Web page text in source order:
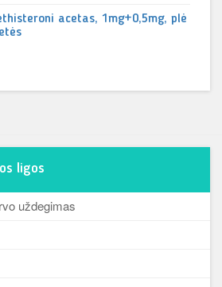
acetas, 1mg+0,5mg, plė
ligos
uždegimas